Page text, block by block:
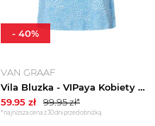
VAN GRAAF
Vila Bluzka - VIPaya Kobiety wiskoza niebieski
59.95 zł 99.95zł*
*najniższa cena z 30 dni przed obniżką
- 40%